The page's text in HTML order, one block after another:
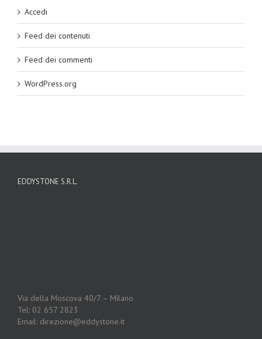
Accedi
Feed dei contenuti
Feed dei commenti
WordPress.org
EDDYSTONE S.R.L.
Via della Moscova 40/7 – Milano
Tel: 02 657 2823
Email: direzione@eddystone.it